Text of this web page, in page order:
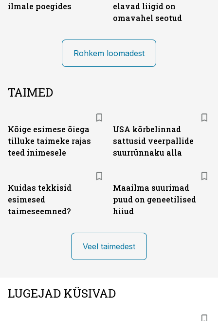
ilmale poegides
elavad liigid on
omavahel seotud
Rohkem loomadest
TAIMED
Kõige esimese õiega
tilluke taimeke rajas
teed inimesele
USA kõrbelinnad
sattusid veerpallide
suurrünnaku alla
Kuidas tekkisid
esimesed
taimeseemned?
Maailma suurimad
puud on geneetilised
hiiud
Veel taimedest
LUGEJAD KÜSIVAD